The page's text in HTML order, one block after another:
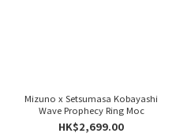
Mizuno x Setsumasa Kobayashi
Wave Prophecy Ring Moc
HK$2,699.00